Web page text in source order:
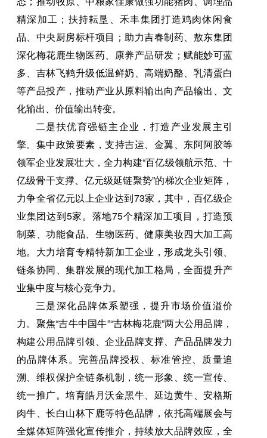
精深加工；扶持耘垦、禾丰集团打造鸡肉休闲食
品、中央厨房标杆项目；助力吉春制药、敖东集团
深化梅花鹿生物医药、康养产品研发；赋能妙可蓝
多、吉林飞鹤升级低温鲜奶、高端奶酪、乳清蛋白
等产品投产，推动产业从原料输出向产品输出、文
化输出、价值输出转变。
二是扶优育强链主企业，打造产业发展主引
擎。集中政策要素，支持吉运、金翼、东阿阿胶等
领军企业发展壮大，全力构建“百亿级领航示范、十
亿级骨干支撑、亿元级延链聚势”的梯次企业矩阵，
力争全省亿元以上企业达到73家，其中，百亿级企
业集团达到5家。落地75个精深加工项目，打造预
制菜、功能食品、生物医药、健康美妆四大加工高
地。大力培育专精特新加工企业，形成龙头引领、
链条协同、集群发展的现代加工格局，全面提升产
业集中度与核心竞争力。
三是深化品牌体系塑强，提升市场价值溢价
力。聚焦“吉牛中国牛”“吉林梅花鹿”两大公用品牌，
构建公用品牌引领、企业品牌支撑、产品品牌发力
的品牌体系。完善品牌授权、标准管控、质量追
溯、维权保护全链条机制，统一形象、统一宣传、
统一推广。培育皓月沃金黑牛、延边黄牛、安格斯
肉牛、长白山林下鹿等特色品牌，依托高端展会与
全媒体矩阵强化宣传推介，持续放大品牌效应，全